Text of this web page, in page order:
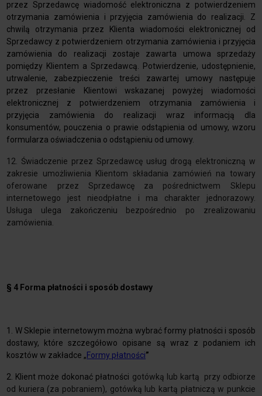
przez Sprzedawcę wiadomość elektroniczna z potwierdzeniem
otrzymania zamówienia i przyjęcia zamówienia do realizacji. Z
chwilą otrzymania przez Klienta wiadomości elektronicznej od
Sprzedawcy z potwierdzeniem otrzymania zamówienia i przyjęcia
zamówienia do realizacji zostaje zawarta umowa sprzedaży
pomiędzy Klientem a Sprzedawcą. Potwierdzenie, udostępnienie,
utrwalenie, zabezpieczenie treści zawartej umowy następuje
przez przesłanie Klientowi wskazanej powyżej wiadomości
elektronicznej z potwierdzeniem otrzymania zamówienia i
przyjęcia zamówienia do realizacji wraz informacją dla
konsumentów, pouczenia o prawie odstąpienia od umowy, wzoru
formularza oświadczenia o odstąpieniu od umowy.
12. Świadczenie przez Sprzedawcę usług drogą elektroniczną w
zakresie umożliwienia Klientom składania zamówień na towary
oferowane przez Sprzedawcę za pośrednictwem Sklepu
internetowego jest nieodpłatne i ma charakter jednorazowy.
Usługa ulega zakończeniu bezpośrednio po zrealizowaniu
zamówienia.
§ 4 Forma płatności i sposób dostawy
1. W Sklepie internetowym można wybrać formy płatności i sposób
dostawy, które szczegółowo opisane są wraz z podaniem ich
kosztów w zakładce „Formy płatności”
2. Klient może dokonać płatności gotówką lub kartą przy odbiorze
od kuriera (za pobraniem), gotówką lub kartą płatniczą w punkcie